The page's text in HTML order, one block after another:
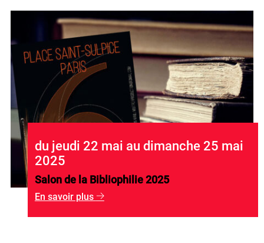
du jeudi 22 mai au dimanche 25 mai
2025
Salon de la Bibliophilie 2025
En savoir plus g